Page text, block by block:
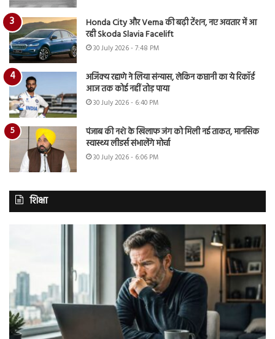
Honda City और Verna की बढ़ी टेंशन, नए अवतार में आ
रही Skoda Slavia Facelift
30 July 2026 - 7:48 PM
अजिंक्य रहाणे ने लिया संन्यास, लेकिन कप्तानी का ये रिकॉर्ड
आज तक कोई नहीं तोड़ पाया
30 July 2026 - 6:40 PM
पंजाब की नशे के खिलाफ जंग को मिली नई ताकत, मानसिक
स्वास्थ्य लीडर्स संभालेंगे मोर्चा
30 July 2026 - 6:06 PM
शिक्षा